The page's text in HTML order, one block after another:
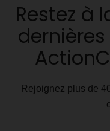
Restez à
Rejoignez plus de